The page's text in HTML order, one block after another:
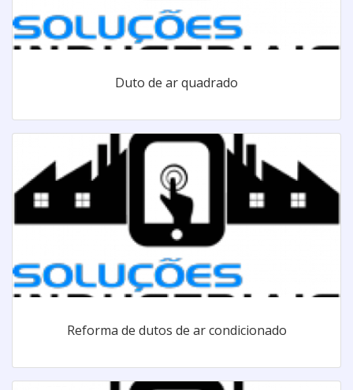
Duto de ar quadrado
Reforma de dutos de ar condicionado